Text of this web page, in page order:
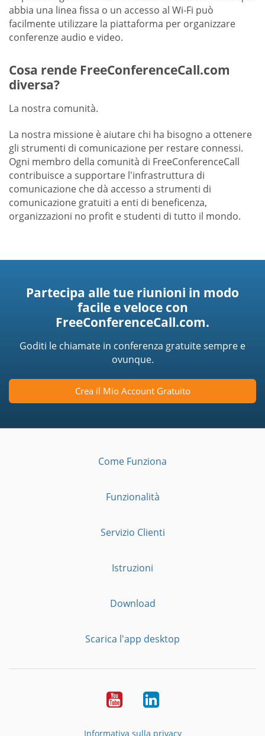
abbia una linea fissa o un accesso al Wi-Fi può
facilmente utilizzare la piattaforma per organizzare
conferenze audio e video.
Cosa rende FreeConferenceCall.com
diversa?
La nostra comunità.
La nostra missione è aiutare chi ha bisogno a ottenere
gli strumenti di comunicazione per restare connessi.
Ogni membro della comunità di FreeConferenceCall
contribuisce a supportare l'infrastruttura di
comunicazione che dà accesso a strumenti di
comunicazione gratuiti a enti di beneficenza,
organizzazioni no profit e studenti di tutto il mondo.
Partecipa alle tue riunioni in modo
facile e veloce con
FreeConferenceCall.com.
Goditi le chiamate in conferenza gratuite sempre e
ovunque.
Crea il Mio Account Gratuito
Come Funziona
Funzionalità
Servizio Clienti
Istruzioni
Download
Scarica l'app desktop
YouTubeLinkedIn
Informativa sulla privacy